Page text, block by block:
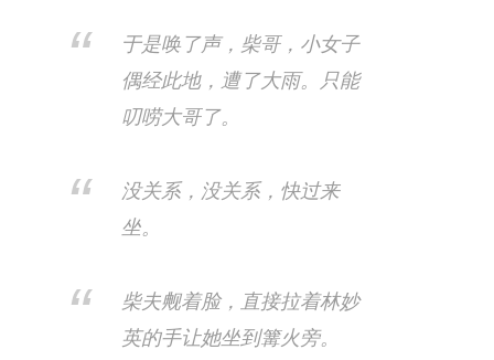
于是唤了声，柴哥，小女子
偶经此地​，遭了大雨。只能
叨唠大哥了。
没关系，没关系，快过来
坐。​
柴夫​觍着脸，直接拉着林妙
英的手让她坐到篝火旁。